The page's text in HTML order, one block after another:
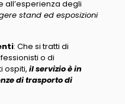
all’esperienza degli
stand ed esposizioni
: Che si tratti di
o di
ospiti, il servizio è in
di trasporto di